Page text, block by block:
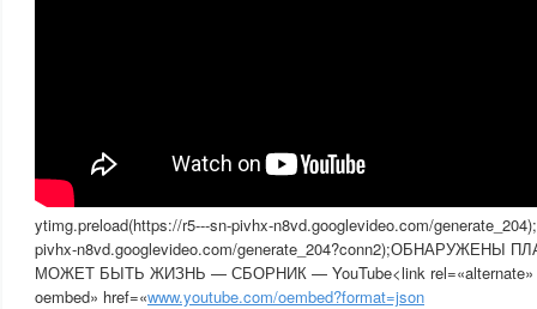
ytimg.preload(https://r5---sn-pivhx-n8vd.googlevideo.com/
pivhx-n8vd.googlevideo.com/generate_204?conn2);ОБНАРУЖЕНЫ
МОЖЕТ БЫТЬ ЖИЗНЬ — СБОРНИК — YouTube<link rel=«alternate»
oembed» href=«www.youtube.com/oembed?format=json